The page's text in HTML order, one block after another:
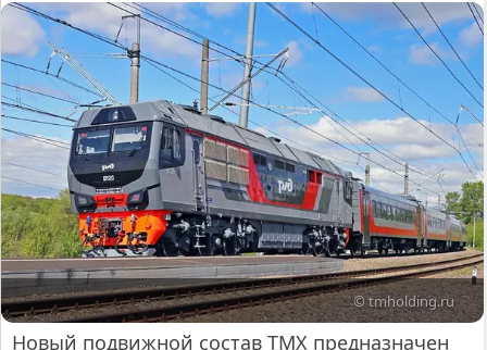
© tmholding.ru
Новый подвижной состав ТМХ предназначен